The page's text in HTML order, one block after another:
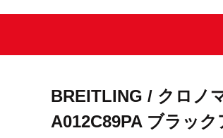
BREITLING / クロノ
A012C89PA ブラッ